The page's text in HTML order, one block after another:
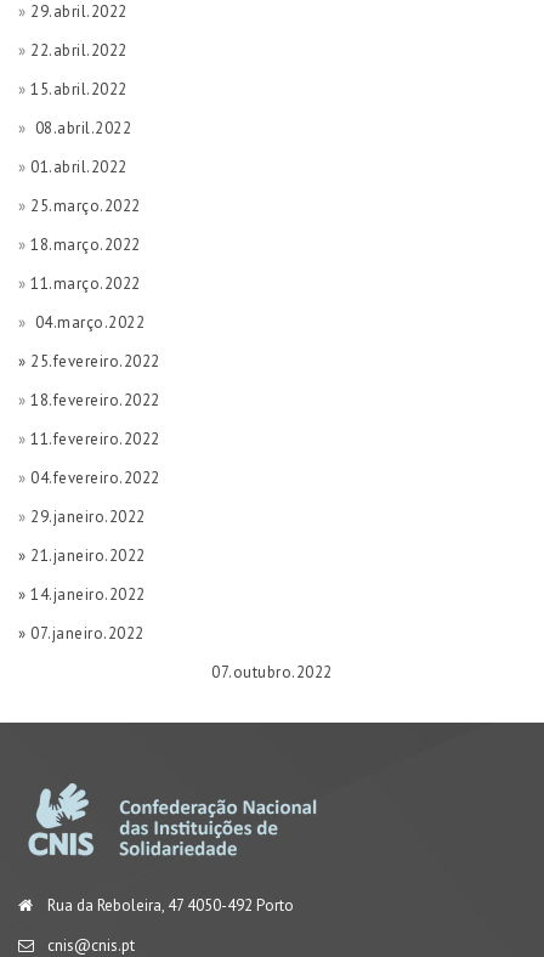
» 29.abril.2022
» 22.abril.2022
» 15.abril.2022
» 08.abril.2022
» 01.abril.2022
» 25.março.2022
» 18.março.2022
» 11.março.2022
» 04.março.2022
» 25.fevereiro.2022
» 18.fevereiro.2022
» 11.fevereiro.2022
» 04.fevereiro.2022
» 29.janeiro.2022
» 21.janeiro.2022
» 14.janeiro.2022
» 07.janeiro.2022
07.outubro.2022
Rua da Reboleira, 47 4050-492 Porto
cnis@cnis.pt